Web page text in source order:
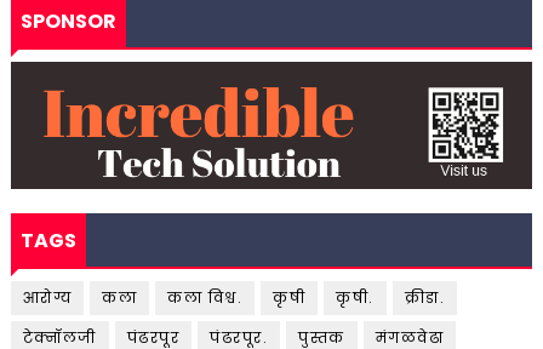
SPONSOR
TAGS
आरोग्य कला कला विश्व. कृषी कृषी.
क्रीडा.
टेक्नॉलजी
पंढरपूर पंढरपूर. पुस्तक
मंगळवेढा